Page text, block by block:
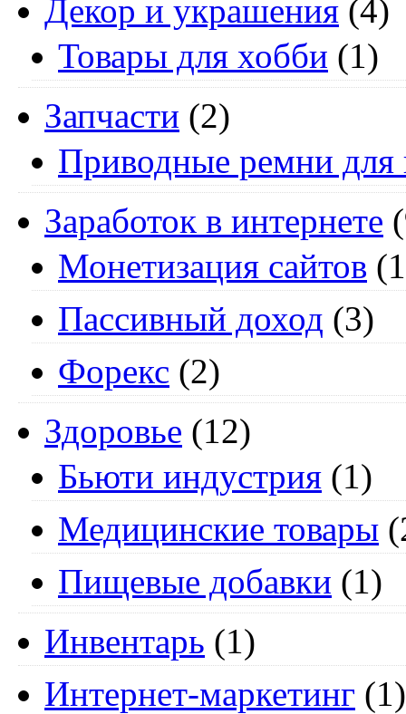
Декор и украшения (4)
Товары для хобби (1)
Запчасти (2)
Приводные ремни для
Заработок в интернете
Монетизация сайтов
Пассивный доход (3)
Форекс (2)
Здоровье (12)
Бьюти индустрия (1)
Медицинские товары
Пищевые добавки (1)
Инвентарь (1)
Интернет-маркетинг (1)